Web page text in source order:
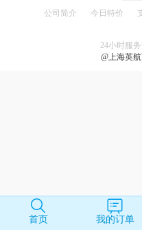
公司简介
今日特价
24小时服务
@上海英
首页 我的订单